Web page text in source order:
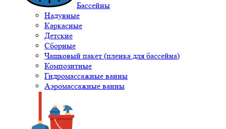
Бассейны
Надувные
Каркасные
Детские
Сборные
Чашковый пакет (пленка для бассейна)
Композитные
Гидромассажные ванны
Аэромассажные ванны